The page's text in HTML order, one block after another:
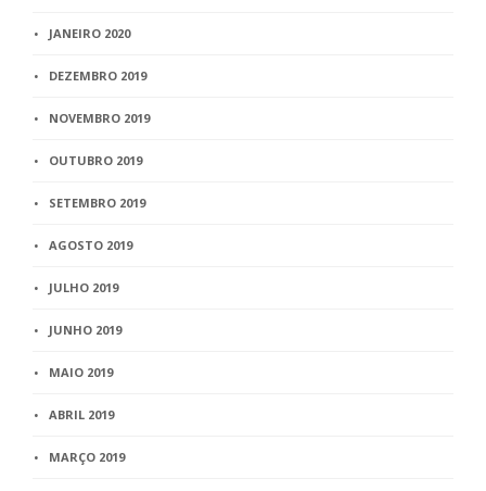
JANEIRO 2020
DEZEMBRO 2019
NOVEMBRO 2019
OUTUBRO 2019
SETEMBRO 2019
AGOSTO 2019
JULHO 2019
JUNHO 2019
MAIO 2019
ABRIL 2019
MARÇO 2019